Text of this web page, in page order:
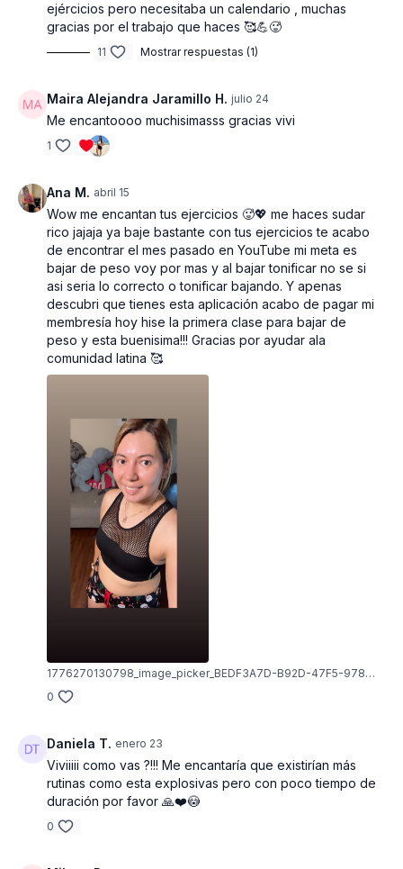
Trabajo 30 seg - Descanso 10 seg | 5 ej x bloque
| 3 bloques | 50 seg descanso entre series
Estiramiento: 2:30 min
PESO Y EQUIPOS UTILIZADOS
Mancuernas 1 x 20 lbs, 1 x 10 lbs
- liga
IMPORTANTE :Utilizar un peso que sea
adecuado para ti e ir progresando según tu
cuerpo te lo permita. Realizar la variación que
mejor sea para ti, tanto principiantes como
avanzados.
ejércicios pero necesitaba un calendario , muchas
gracias por el trabajo que haces 🥰💪🥵
11 Mostrar respuestas (1)
Maira Alejandra Jaramillo H. julio 24
Me encantoooo muchisimasss gracias vivi
1
Ana M. abril 15
Wow me encantan tus ejercicios 🥵💖 me haces sudar
rico jajaja ya baje bastante con tus ejercicios te acabo
de encontrar el mes pasado en YouTube mi meta es
bajar de peso voy por mas y al bajar tonificar no se si
asi seria lo correcto o tonificar bajando. Y apenas
descubri que tienes esta aplicación acabo de pagar mi
membresía hoy hise la primera clase para bajar de
peso y esta buenisima!!! Gracias por ayudar ala
comunidad latina 🥰
1776270130798_image_picker_BEDF3A7D-B92D-47F5-9782-EB8A5A55AAA2-57702-0000076DA736FBA0.1776270130.jpg
0
Daniela T. enero 23
Viviiiii como vas ?!!! Me encantaría que existirían más
rutinas como esta explosivas pero con poco tiempo de
duración por favor 🙏❤️😳
0